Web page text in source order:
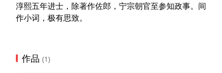
淳熙五年进士，除著作佐郎，宁宗朝官至参知政事。间
作小词，极有思致。
作品 (1)